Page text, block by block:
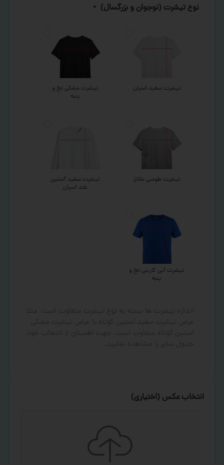
نوع تیشرت (نوجوان و بزرگسال) *
تیشرت سفید اسپان
تیشرت مشکی نخ و
پنبه
تیشرت طوسی ملانژ
تیشرت سفید آستین
بلند اسپان
تیشرت آبی کاربنی نخ و
پنبه
انتخاب عکس (اختیاری)